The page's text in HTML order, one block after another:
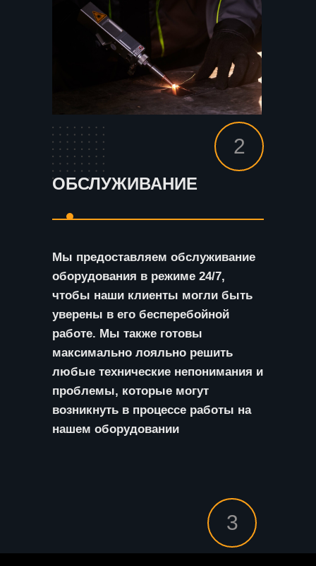
2
ОБСЛУЖИВАНИЕ
Мы предоставляем обслуживание
оборудования в режиме 24/7,
чтобы наши клиенты могли быть
уверены в его бесперебойной
работе. Мы также готовы
максимально лояльно решить
любые технические непонимания и
проблемы, которые могут
возникнуть в процессе работы на
нашем оборудовании
3